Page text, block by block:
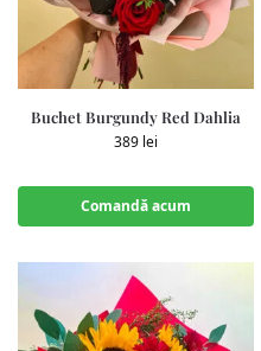
Buchet Burgundy Red Dahlia
389 lei
Comandă acum